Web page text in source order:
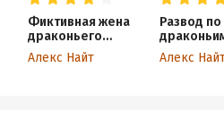
Фиктивная жена
драконьего
военачальника
Алекс Найт
Развод по
золотого
Алекс